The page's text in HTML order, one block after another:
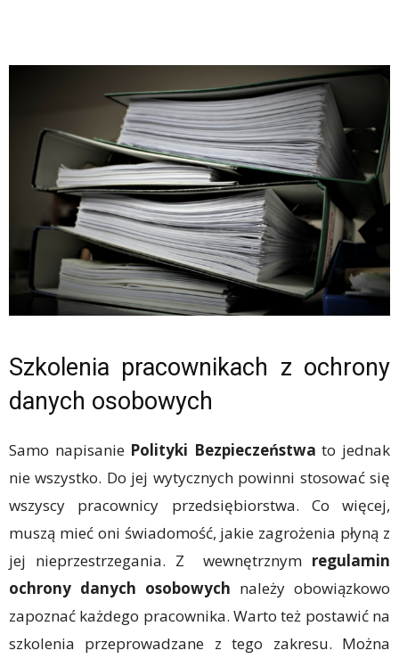
Szkolenia pracownikach z ochrony
danych osobowych
Samo napisanie Polityki Bezpieczeństwa to jednak
nie wszystko. Do jej wytycznych powinni stosować się
wszyscy pracownicy przedsiębiorstwa. Co więcej,
muszą mieć oni świadomość, jakie zagrożenia płyną z
jej nieprzestrzegania. Z wewnętrznym regulamin
ochrony danych osobowych należy obowiązkowo
zapoznać każdego pracownika. Warto też postawić na
szkolenia przeprowadzane z tego zakresu. Można